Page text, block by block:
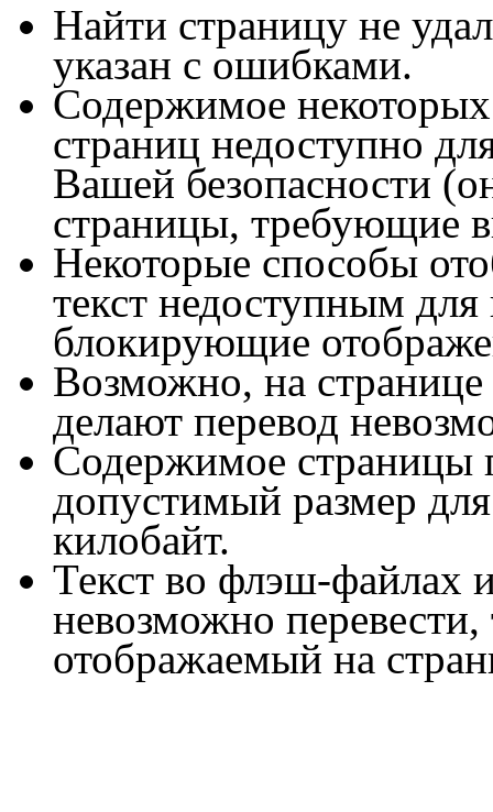
Найти страницу не
указан с ошибками.
Содержимое
страниц недоступно
Вашей безопасности
страницы, требующие
Некоторые способы
текст недоступным
блокирующие
Возможно, на
делают перевод
Содержимое страницы
допустимый размер
килобайт.
Текст во флэш-файлах
невозможно перевести,
отображаемый на